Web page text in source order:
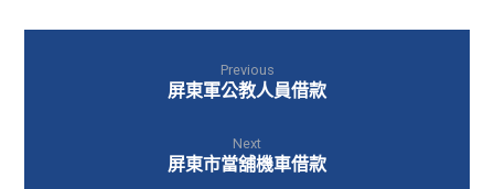
Previous
屏東軍公教人員借款
Next
屏東市當舖機車借款